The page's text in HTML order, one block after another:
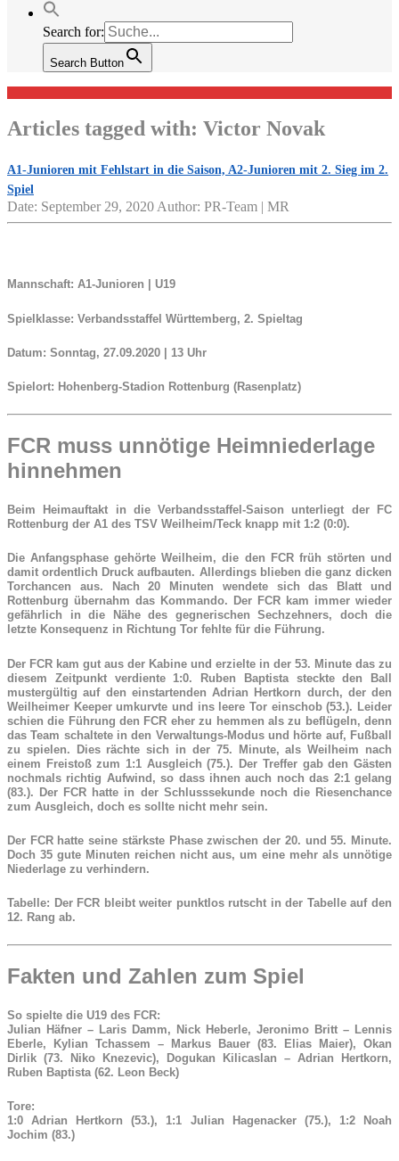
Search for:
Search Button
Articles tagged with: Victor Novak
A1-Junioren mit Fehlstart in die Saison, A2-Junioren mit 2. Sieg im 2.
Spiel
Date: September 29, 2020 Author: PR-Team | MR
Mannschaft: A1-Junioren | U19
Spielklasse: Verbandsstaffel Württemberg, 2. Spieltag
Datum: Sonntag, 27.09.2020 | 13 Uhr
Spielort: Hohenberg-Stadion Rottenburg (Rasenplatz)
FCR muss unnötige Heimniederlage
hinnehmen
Beim Heimauftakt in die Verbandsstaffel-Saison unterliegt der FC
Rottenburg der A1 des TSV Weilheim/Teck knapp mit 1:2 (0:0).
Die Anfangsphase gehörte Weilheim, die den FCR früh störten und
damit ordentlich Druck aufbauten. Allerdings blieben die ganz dicken
Torchancen aus. Nach 20 Minuten wendete sich das Blatt und
Rottenburg übernahm das Kommando. Der FCR kam immer wieder
gefährlich in die Nähe des gegnerischen Sechzehners, doch die
letzte Konsequenz in Richtung Tor fehlte für die Führung.
Der FCR kam gut aus der Kabine und erzielte in der 53. Minute das zu
diesem Zeitpunkt verdiente 1:0. Ruben Baptista steckte den Ball
mustergültig auf den einstartenden Adrian Hertkorn durch, der den
Weilheimer Keeper umkurvte und ins leere Tor einschob (53.). Leider
schien die Führung den FCR eher zu hemmen als zu beflügeln, denn
das Team schaltete in den Verwaltungs-Modus und hörte auf, Fußball
zu spielen. Dies rächte sich in der 75. Minute, als Weilheim nach
einem Freistoß zum 1:1 Ausgleich (75.). Der Treffer gab den Gästen
nochmals richtig Aufwind, so dass ihnen auch noch das 2:1 gelang
(83.). Der FCR hatte in der Schlusssekunde noch die Riesenchance
zum Ausgleich, doch es sollte nicht mehr sein.
Der FCR hatte seine stärkste Phase zwischen der 20. und 55. Minute.
Doch 35 gute Minuten reichen nicht aus, um eine mehr als unnötige
Niederlage zu verhindern.
Tabelle: Der FCR bleibt weiter punktlos rutscht in der Tabelle auf den
12. Rang ab.
Fakten und Zahlen zum Spiel
So spielte die U19 des FCR:
Julian Häfner – Laris Damm, Nick Heberle, Jeronimo Britt – Lennis
Eberle, Kylian Tchassem – Markus Bauer (83. Elias Maier), Okan
Dirlik (73. Niko Knezevic), Dogukan Kilicaslan – Adrian Hertkorn,
Ruben Baptista (62. Leon Beck)
Tore:
1:0 Adrian Hertkorn (53.), 1:1 Julian Hagenacker (75.), 1:2 Noah
Jochim (83.)